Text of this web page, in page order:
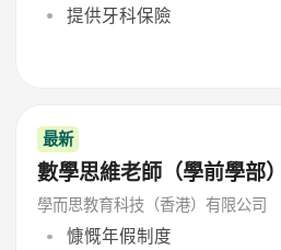
提供牙科保險
最新
數學思維老師（學前學部）
學而思教育科技（香港）有限公司
慷慨年假制度